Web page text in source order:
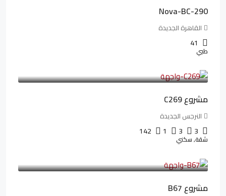
Nova-BC-290
القاهرة الجديدة
41
طبي
مشروع C269
النرجس الجديدة
3
3
1
142
شقة, سكني
مشروع B67